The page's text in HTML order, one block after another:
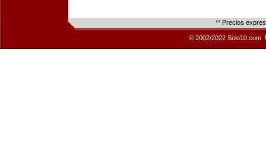
** Precios
© 2002/2022 Solo10.com